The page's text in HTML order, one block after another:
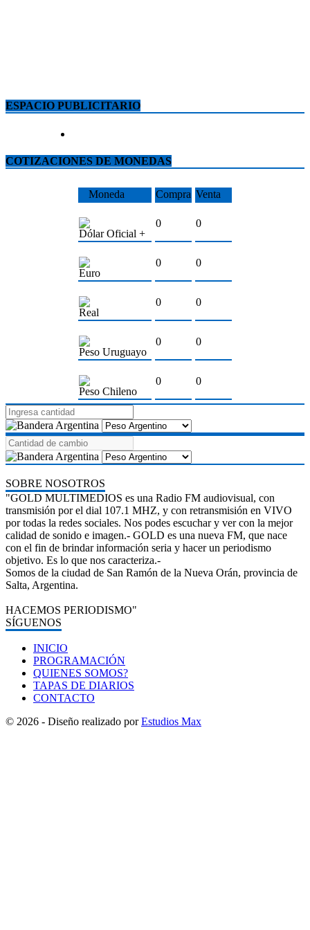
ESPACIO PUBLICITARIO
COTIZACIONES DE MONEDAS
Moneda Compra Venta
Dólar Oficial +
0 0
Euro
0 0
Real
0 0
Peso Uruguayo
0 0
Peso Chileno
0 0
SOBRE NOSOTROS
"GOLD MULTIMEDIOS es una Radio FM audiovisual, con
transmisión por el dial 107.1 MHZ, y con retransmisión en VIVO
por todas la redes sociales. Nos podes escuchar y ver con la mejor
calidad de sonido e imagen.- GOLD es una nueva FM, que nace
con el fin de brindar información seria y hacer un periodismo
objetivo. Es lo que nos caracteriza.-
Somos de la ciudad de San Ramón de la Nueva Orán, provincia de
Salta, Argentina.
HACEMOS PERIODISMO"
SÍGUENOS
INICIO
PROGRAMACIÓN
QUIENES SOMOS?
TAPAS DE DIARIOS
CONTACTO
© 2026 - Diseño realizado porEstudios Max